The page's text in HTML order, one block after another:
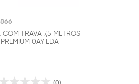
COM TRAVA 7,5 METROS
PREMIUM 0AY EDA
(0)